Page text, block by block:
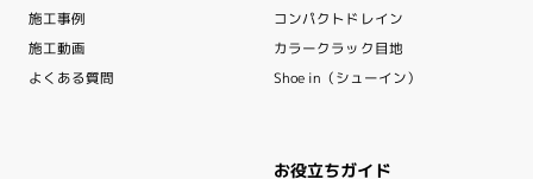
施工事例
施工動画
よくある質問
コンパクトドレイン
カラークラック目地
Shoe in（シューイン）
お役立ちガイド